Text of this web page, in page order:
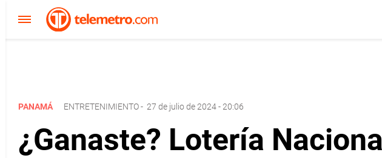
PANAMÁ ENTRETENIMIENTO- 27 de julio de 2024 - 20:06
¿Ganaste? Lotería